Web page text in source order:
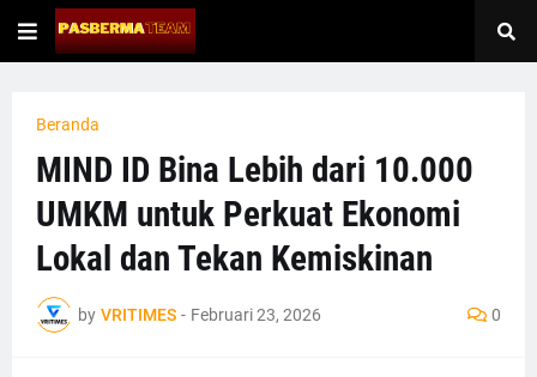
Beranda
MIND ID Bina Lebih dari 10.000
UMKM untuk Perkuat Ekonomi
Lokal dan Tekan Kemiskinan
by VRITIMES - Februari 23, 2026 0